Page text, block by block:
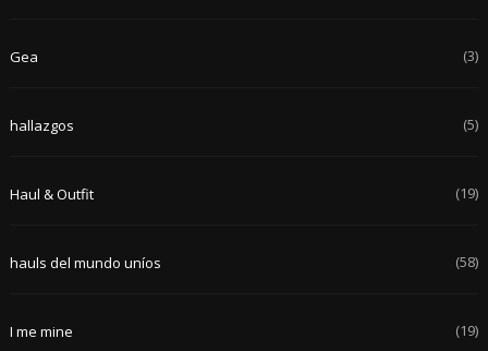
Gea (3)
hallazgos (5)
Haul & Outfit (19)
hauls del mundo uníos (58)
I me mine (19)